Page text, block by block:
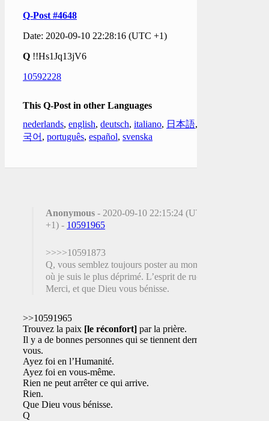
Q-Post #4648
Date: 2020-09-10 22:28:16 (UTC +1)
Q !!Hs1Jq13jV6
10592228
This Q-Post in other Languages
nederlands, english, deutsch, italiano, 日本語,
국어 , português, español, svenska
Anonymous - 2020-09-10 22:15:24 (UTC
+1) - 10591965
>>>>10591873
Q, vous semblez toujours poster au moment
où je suis le plus déprimé. L’esprit de ruche.
Merci, et que Dieu vous bénisse.
>>10591965
Trouvez la paix [le réconfort] par la prière.
Il y a de bonnes personnes qui se tiennent derrière
vous.
Ayez foi en l’Humanité.
Ayez foi en vous-même.
Rien ne peut arrêter ce qui arrive.
Rien.
Que Dieu vous bénisse.
Q